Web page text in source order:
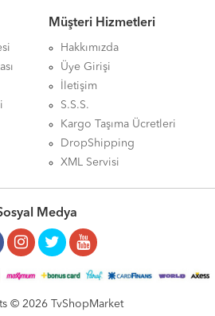
Müşteri Hizmetleri
Hakkımızda
Üye Girişi
İletişim
S.S.S.
Kargo Taşıma Ücretleri
DropShipping
XML Servisi
Medya
© 2026 TvShopMarket